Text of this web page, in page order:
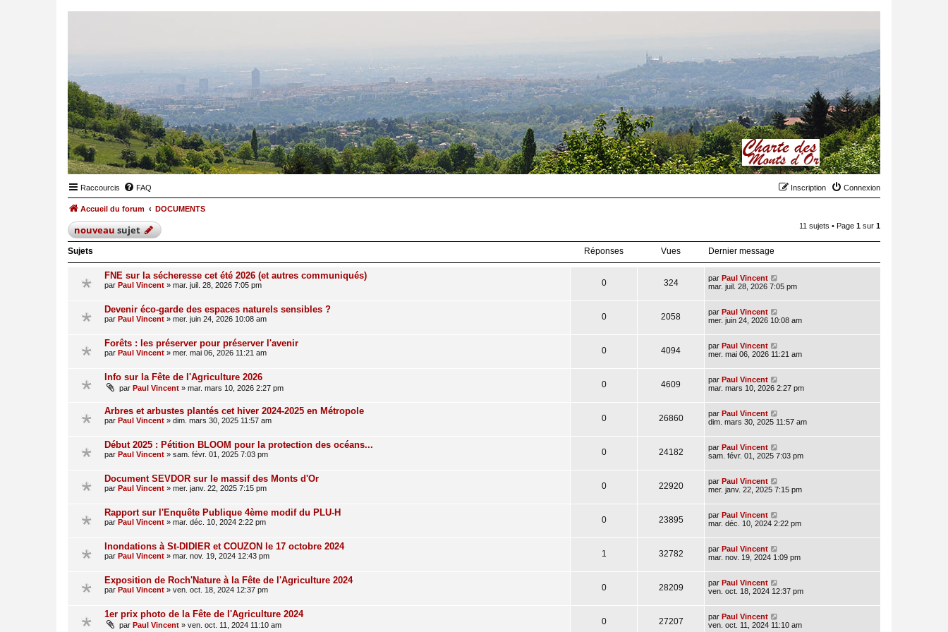
Raccourcis FAQ Connexion
Inscription
Accueil du forum DOCUMENTS
nouveausujet 11 sujets • Page 1 sur 1
Sujets Réponses Vues Dernier message
FNE sur la sécheresse cet été 2026 (et autres communiqués)
par Paul Vincent » mar. juil. 28, 2026 7:05 pm 0 324 par Paul Vincent
mar. juil. 28, 2026 7:05 pm
Devenir éco-garde des espaces naturels sensibles ?
par Paul Vincent » mer. juin 24, 2026 10:08 am 0 2058 par Paul Vincent
mer. juin 24, 2026 10:08 am
Forêts : les préserver pour préserver l'avenir
par Paul Vincent » mer. mai 06, 2026 11:21 am 0 4094 par Paul Vincent
mer. mai 06, 2026 11:21 am
Info sur la Fête de l'Agriculture 2026
par Paul Vincent » mar. mars 10, 2026 2:27 pm 0 4609 par Paul Vincent
mar. mars 10, 2026 2:27 pm
Arbres et arbustes plantés cet hiver 2024-2025 en Métropole
par Paul Vincent » dim. mars 30, 2025 11:57 am 0 26860 par Paul Vincent
dim. mars 30, 2025 11:57 am
Début 2025 : Pétition BLOOM pour la protection des océans...
par Paul Vincent » sam. févr. 01, 2025 7:03 pm 0 24182 par Paul Vincent
sam. févr. 01, 2025 7:03 pm
Document SEVDOR sur le massif des Monts d'Or
par Paul Vincent » mer. janv. 22, 2025 7:15 pm 0 22920 par Paul Vincent
mer. janv. 22, 2025 7:15 pm
Rapport sur l'Enquête Publique 4ème modif du PLU-H
par Paul Vincent » mar. déc. 10, 2024 2:22 pm 0 23895 par Paul Vincent
mar. déc. 10, 2024 2:22 pm
Inondations à St-DIDIER et COUZON le 17 octobre 2024
par Paul Vincent » mar. nov. 19, 2024 12:43 pm 1 32782 par Paul Vincent
mar. nov. 19, 2024 1:09 pm
Exposition de Roch'Nature à la Fête de l'Agriculture 2024
par Paul Vincent » ven. oct. 18, 2024 12:37 pm 0 28209 par Paul Vincent
ven. oct. 18, 2024 12:37 pm
1er prix photo de la Fête de l'Agriculture 2024
par Paul Vincent » ven. oct. 11, 2024 11:10 am 0 27207 par Paul Vincent
ven. oct. 11, 2024 11:10 am